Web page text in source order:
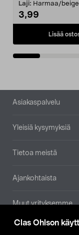
Clas Ohlson
Laji: Harmaa/beige
3,99
Lisää
Alatunniste
Asiakaspalvelu
Yleisiä kysymyksiä
Tietoa meistä
Ajankohtaista
Muut yrityksemme